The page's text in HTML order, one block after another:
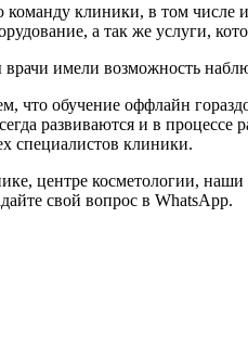
клиники, в том числе
а так же услуги,
имели возможность
обучение оффлайн
развиваются и в процессе
специалистов клиники.
центре косметологии,
свой вопрос в WhatsApp.